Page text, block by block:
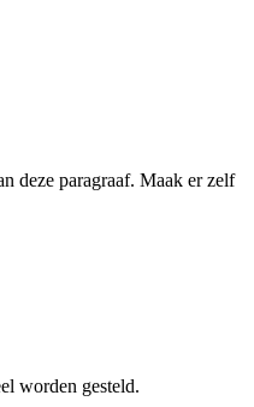
deze paragraaf. Maak er zelf
worden gesteld.